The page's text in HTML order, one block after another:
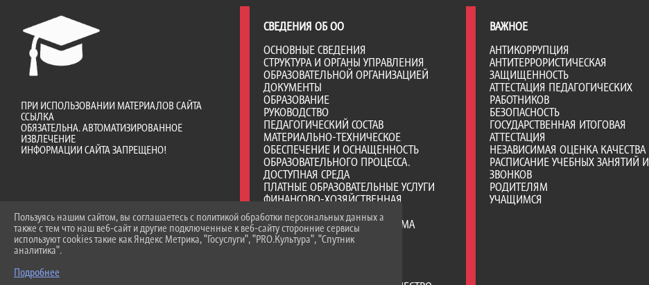
ПРИ ИСПОЛЬЗОВАНИИ МАТЕРИАЛОВ САЙТА
ССЫЛКА
ОБЯЗАТЕЛЬНА. АВТОМАТИЗИРОВАННОЕ
ИЗВЛЕЧЕНИЕ
ИНФОРМАЦИИ САЙТА ЗАПРЕЩЕНО!
СВЕДЕНИЯ ОБ ОО
ОСНОВНЫЕ СВЕДЕНИЯ
СТРУКТУРА И ОРГАНЫ УПРАВЛЕНИЯ
ОБРАЗОВАТЕЛЬНОЙ ОРГАНИЗАЦИЕЙ
ДОКУМЕНТЫ
ОБРАЗОВАНИЕ
РУКОВОДСТВО
ПЕДАГОГИЧЕСКИЙ СОСТАВ
МАТЕРИАЛЬНО-ТЕХНИЧЕСКОЕ
ОБЕСПЕЧЕНИЕ И ОСНАЩЕННОСТЬ
ОБРАЗОВАТЕЛЬНОГО ПРОЦЕССА.
ДОСТУПНАЯ СРЕДА
ПЛАТНЫЕ ОБРАЗОВАТЕЛЬНЫЕ УСЛУГИ
ФИНАНСОВО-ХОЗЯЙСТВЕННАЯ
ДЕЯТЕЛЬНОСТЬ
ВАКАНТНЫЕ МЕСТА ДЛЯ ПРИЕМА
(ПЕРЕВОДА) ОБУЧАЮЩИХСЯ
СТИПЕНДИИ И ИНЫЕ ВИДЫ
ВАЖНОЕ
АНТИКОРРУПЦИЯ
АНТИТЕРРОРИСТИЧЕСКАЯ
ЗАЩИЩЕННОСТЬ
АТТЕСТАЦИЯ ПЕДАГОГИЧЕСКИХ
РАБОТНИКОВ
БЕЗОПАСНОСТЬ
ГОСУДАРСТВЕННАЯ ИТОГОВАЯ
АТТЕСТАЦИЯ
НЕЗАВИСИМАЯ ОЦЕНКА КАЧЕСТВА
РАСПИСАНИЕ УЧЕБНЫХ ЗАНЯТИЙ И
ЗВОНКОВ
РОДИТЕЛЯМ
УЧАЩИМСЯ
Пользуясь нашим сайтом, вы соглашаетесь с политикой обработки персональных данных а
также с тем что наш веб-сайт и другие подключенные к веб-сайту сторонние сервисы
используют cookies такие как Яндекс Метрика, "Госуслуги", "PRO.Культура", "Спутник
аналитика".
Подробнее